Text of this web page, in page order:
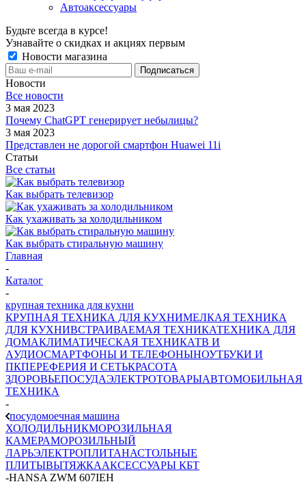
Автоаксессуары
Будьте всегда в курсе!
Узнавайте о скидках и акциях первым
Новости магазина
Новости
Все новости
3 мая 2023
Почему ChatGPT генерирует небылицы?
3 мая 2023
Представлен не дорогой смартфон Huawei 11i
Статьи
Все статьи
Как выбрать телевизор
Как ухаживать за холодильником
Как выбрать стиральную машину
Главная
-
Каталог
-
крупная техника для кухни
КРУПНАЯ ТЕХНИКА ДЛЯ КУХНИМЕЛКАЯ ТЕХНИКА
ДЛЯ КУХНИВСТРАИВАЕМАЯ ТЕХНИКАТЕХНИКА ДЛЯ
ДОМАКЛИМАТИЧЕСКАЯ ТЕХНИКАТВ И
AУДИОСМАРТФОНЫ И ТЕЛЕФОНЫНОУТБУКИ И
ПКПЕРЕФЕРИЯ И СЕТЬКРАСОТА
ЗДОРОВЬЕПОСУДАЭЛЕКТРОТОВАРЫАВТОМОБИЛЬНАЯ
ТЕХНИКА
-
посудомоечная машина
ХОЛОДИЛЬНИКМОРОЗИЛЬНАЯ
КАМЕРАМОРОЗИЛЬНЫЙ
ЛАРЬЭЛЕКТРОПЛИТАНАСТОЛЬНЫЕ
ПЛИТЫВЫТЯЖКААКСЕССУАРЫ КБТ
-HANSA ZWM 607IEH